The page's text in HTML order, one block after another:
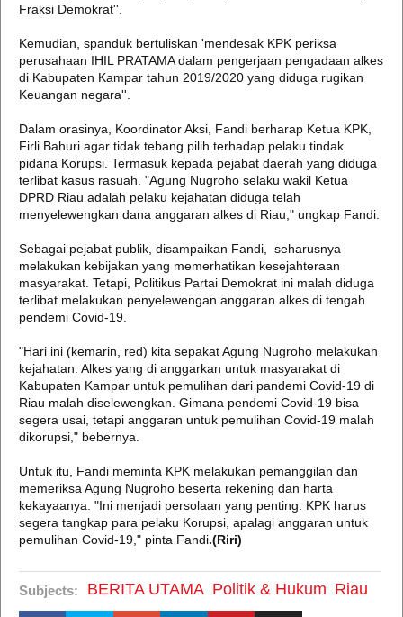
Fraksi Demokrat''.
Kemudian, spanduk bertuliskan 'mendesak KPK periksa
perusahaan IHIL PRATAMA dalam pengerjaan pengadaan alkes
di Kabupaten Kampar tahun 2019/2020 yang diduga rugikan
Keuangan negara''.
Dalam orasinya, Koordinator Aksi, Fandi berharap Ketua KPK,
Firli Bahuri agar tidak tebang pilih terhadap pelaku tindak
pidana Korupsi. Termasuk kepada pejabat daerah yang diduga
terlibat kasus rasuah. "Agung Nugroho selaku wakil Ketua
DPRD Riau adalah pelaku kejahatan diduga telah
menyelewengkan dana anggaran alkes di Riau," ungkap Fandi.
Sebagai pejabat publik, disampaikan Fandi, seharusnya
melakukan kebijakan yang memerhatikan kesejahteraan
masyarakat. Tetapi, Politikus Partai Demokrat ini malah diduga
terlibat melakukan penyelewengan anggaran alkes di tengah
pendemi Covid-19.
"Hari ini (kemarin, red) kita sepakat Agung Nugroho melakukan
kejahatan. Alkes yang di anggarkan untuk masyarakat di
Kabupaten Kampar untuk pemulihan dari pandemi Covid-19 di
Riau malah diselewengkan. Gimana pendemi Covid-19 bisa
segera usai, tetapi anggaran untuk pemulihan Covid-19 malah
dikorupsi," bebernya.
Untuk itu, Fandi meminta KPK melakukan pemanggilan dan
memeriksa Agung Nugroho beserta rekening dan harta
kekayaanya. "Ini menjadi persolaan yang penting. KPK harus
segera tangkap para pelaku Korupsi, apalagi anggaran untuk
pemulihan Covid-19," pinta Fandi.(Riri)
Subjects: BERITA UTAMA Politik & Hukum Riau